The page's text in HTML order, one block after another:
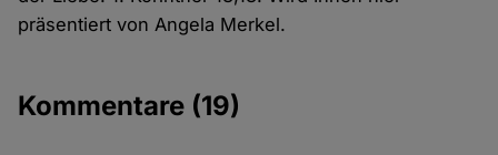
präsentiert von Angela Merkel.
Kommentare (19)